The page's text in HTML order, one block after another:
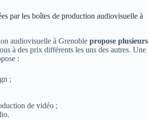
par les boîtes de production audiovisuelle à
audiovisuelle à Grenoble propose plusieurs
à des prix différents les uns des autres. Une
:
;
de vidéo ;